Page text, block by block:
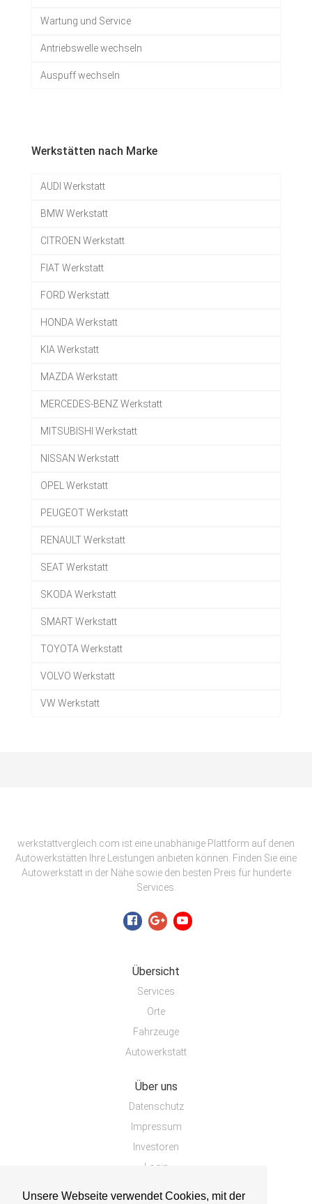
Unsere Webseite verwendet Cookies, mit der
Wartung und Service
Antriebswelle wechseln
Auspuff wechseln
Werkstätten nach Marke
AUDI Werkstatt
BMW Werkstatt
CITROEN Werkstatt
FIAT Werkstatt
FORD Werkstatt
HONDA Werkstatt
KIA Werkstatt
MAZDA Werkstatt
MERCEDES-BENZ Werkstatt
MITSUBISHI Werkstatt
NISSAN Werkstatt
OPEL Werkstatt
PEUGEOT Werkstatt
RENAULT Werkstatt
SEAT Werkstatt
SKODA Werkstatt
SMART Werkstatt
TOYOTA Werkstatt
VOLVO Werkstatt
VW Werkstatt
werkstattvergleich.com ist eine unabhänige Plattform auf denen
Autowerkstätten Ihre Leistungen anbieten können. Finden Sie eine
Autowerkstatt in der Nähe sowie den besten Preis für hunderte
Services.
Übersicht
Services
Orte
Fahrzeuge
Autowerkstatt
Über uns
Datenschutz
Impressum
Investoren
Login